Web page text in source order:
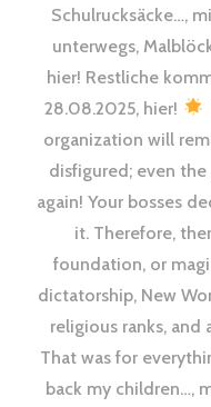
Schulrucksäcke…,
unterwegs,
hier! Restliche
28.08.2025, hier!
organization will
disfigured; even
again! Your bosses
it. Therefore,
foundation, or
dictatorship, New
religious ranks, and
That was for
back my children…,